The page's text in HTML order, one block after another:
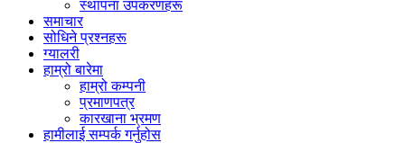
स्थापना उपकरणहरू
समाचार
सोधिने प्रश्नहरू
ग्यालरी
हाम्रो बारेमा
हाम्रो कम्पनी
प्रमाणपत्र
कारखाना भ्रमण
हामीलाई सम्पर्क गर्नुहोस